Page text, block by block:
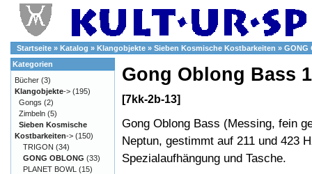
Startseite » Katalog » Klangobjekte » Sieben Kosmische Kostbarkeiten » GONG
Gong Oblong Bass
[7kk-2b-13]
Gong Oblong Bass (Messing, fein
Neptun, gestimmt auf 211 und 423
Spezialaufhängung und Tasche.
Kategorien
Bücher (3)
Klangobjekte-> (195)
Gongs (2)
Zimbeln (5)
Sieben Kosmische
Kostbarkeiten-> (150)
TRIGON (34)
GONG OBLONG (33)
PLANET BOWL (15)